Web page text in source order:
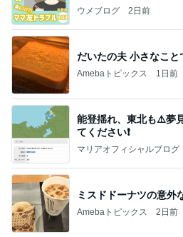
ウメブログ 2日前
だいたの夫 小さなこと
Amebaトピックス 1日前
能登揺れ、東北も⚠️夢
てください❗️
マリアオフィシャルブログ
ミスドドーナツの意外
Amebaトピックス 2日前